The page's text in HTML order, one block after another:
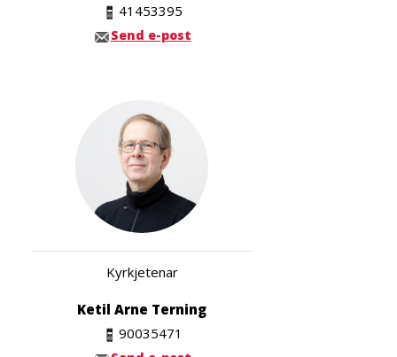
41453395
Send e-post
Kyrkjetenar
Ketil Arne Terning
90035471